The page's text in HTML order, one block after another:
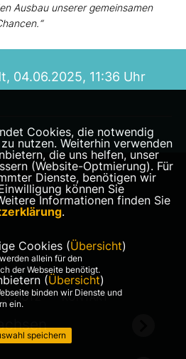
Ausbau unserer gemeinsamen
04.06.2025, 11:36 Uhr
Bode
KONTAKT
Cookies, die notwendig
nutzen. Weiterhin verwenden
die uns helfen, unser
(Website-Optmierung). Für
Dienste, benötigen wir
können Sie
Informationen finden Sie
.
Cookies (Übersicht)
allein für den
der Webseite benötigt.
(Übersicht)
binden wir Dienste und
ein.
speichern